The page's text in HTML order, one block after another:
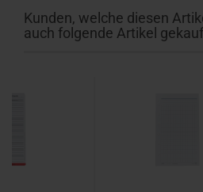
Kunden, welche diesen
auch folgende Artikel